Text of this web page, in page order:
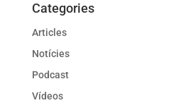
Categories
Articles
Notícies
Podcast
Vídeos